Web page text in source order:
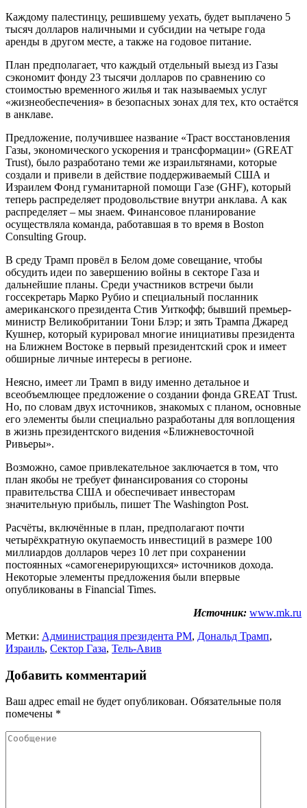
Каждому палестинцу, решившему уехать, будет выплачено 5
тысяч долларов наличными и субсидии на четыре года
аренды в другом месте, а также на годовое питание.
План предполагает, что каждый отдельный выезд из Газы
сэкономит фонду 23 тысячи долларов по сравнению со
стоимостью временного жилья и так называемых услуг
«жизнеобеспечения» в безопасных зонах для тех, кто остаётся
в анклаве.
Предложение, получившее название «Траст восстановления
Газы, экономического ускорения и трансформации» (GREAT
Trust), было разработано теми же израильтянами, которые
создали и привели в действие поддерживаемый США и
Израилем Фонд гуманитарной помощи Газе (GHF), который
теперь распределяет продовольствие внутри анклава. А как
распределяет – мы знаем. Финансовое планирование
осуществляла команда, работавшая в то время в Boston
Consulting Group.
В среду Трамп провёл в Белом доме совещание, чтобы
обсудить идеи по завершению войны в секторе Газа и
дальнейшие планы. Среди участников встречи были
госсекретарь Марко Рубио и специальный посланник
американского президента Стив Уиткофф; бывший премьер-
министр Великобритании Тони Блэр; и зять Трампа Джаред
Кушнер, который курировал многие инициативы президента
на Ближнем Востоке в первый президентский срок и имеет
обширные личные интересы в регионе.
Неясно, имеет ли Трамп в виду именно детальное и
всеобъемлющее предложение о создании фонда GREAT Trust.
Но, по словам двух источников, знакомых с планом, основные
его элементы были специально разработаны для воплощения
в жизнь президентского видения «Ближневосточной
Ривьеры».
Возможно, самое привлекательное заключается в том, что
план якобы не требует финансирования со стороны
правительства США и обеспечивает инвесторам
значительную прибыль, пишет The Washington Post.
Расчёты, включённые в план, предполагают почти
четырёхкратную окупаемость инвестиций в размере 100
миллиардов долларов через 10 лет при сохранении
постоянных «самогенерирующихся» источников дохода.
Некоторые элементы предложения были впервые
опубликованы в Financial Times.
Источник: www.mk.ru
Метки: Администрация президента РМ, Дональд Трамп,
Израиль, Сектор Газа, Тель-Авив
Добавить комментарий
Ваш адрес email не будет опубликован. Обязательные поля
помечены *